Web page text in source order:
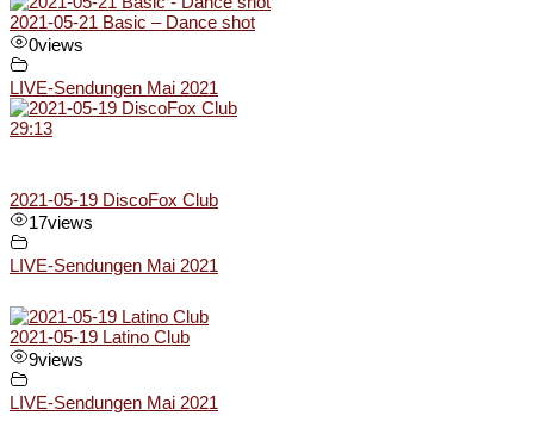
2021-05-21 Basic – Dance shot
0views
LIVE-Sendungen Mai 2021
29:13
2021-05-19 DiscoFox Club
17views
LIVE-Sendungen Mai 2021
2021-05-19 Latino Club
9views
LIVE-Sendungen Mai 2021